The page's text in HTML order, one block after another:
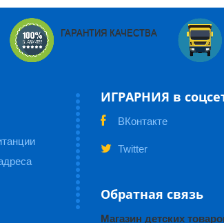
ГАРАНТИЯ КАЧЕСТВА
ИГРАРНИЯ в
ВКонтакте
Twitter
Обратная связь
Магазин детских